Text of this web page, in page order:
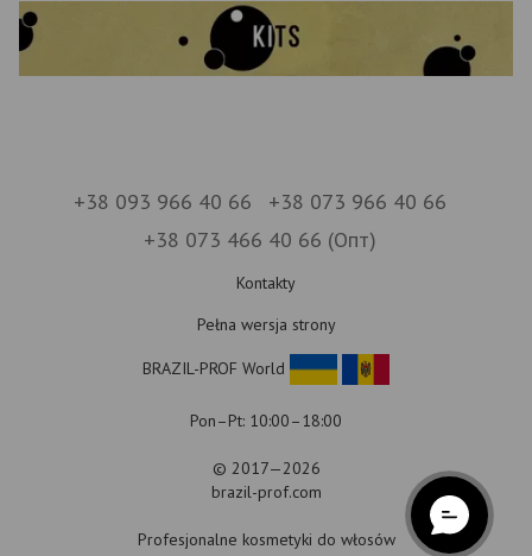
+38 093 966 40 66
+38 073 966 40 66
+38 073 466 40 66 (Опт)
Kontakty
Pełna wersja strony
BRAZIL-PROF World
Pon–Pt: 10:00–18:00
© 2017—2026
brazil-prof.com
Profesjonalne kosmetyki do włosów